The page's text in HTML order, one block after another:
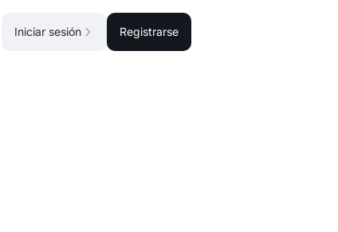
Iniciar sesión Registrarse